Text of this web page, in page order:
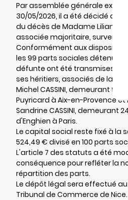
Par assemblée générale
30/05/2026, il a été décidé de
du décès de Madame Liliane
associée majoritaire, survenu le
Conformément aux
les 99 parts sociales détenues
défunte ont été transmises de
ses héritiers, associés de la
Michel CASSINI, demeurant 910
Puyricard à Aix-en-Provence et
Sandrine CASSINI, demeurant
d'Enghien à Paris.
Le capital social reste fixé à la
524,49 € divisé en 100 parts
L'article 7 des statuts a été
conséquence pour refléter la
répartition des parts.
Le dépôt légal sera effectué
Tribunal de Commerce de Nice.